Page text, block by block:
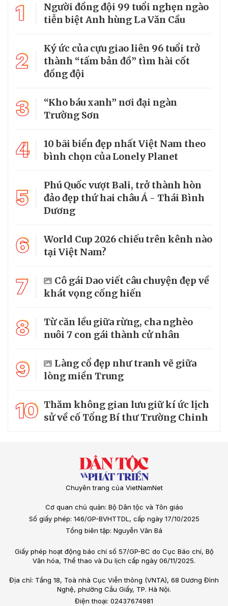
1
Người đồng đội 99 tuổi nghẹn ngào
tiễn biệt Anh hùng La Văn Cầu
2
Ký ức của cựu giao liên 96 tuổi trở
thành “tấm bản đồ” tìm hài cốt
đồng đội
3
“Kho báu xanh” nơi đại ngàn
Trường Sơn
4
10 bãi biển đẹp nhất Việt Nam theo
bình chọn của Lonely Planet
5
Phú Quốc vượt Bali, trở thành hòn
đảo đẹp thứ hai châu Á - Thái Bình
Dương
6
World Cup 2026 chiếu trên kênh nào
tại Việt Nam?
7
Cô gái Dao viết câu chuyện đẹp về
khát vọng cống hiến
8
Từ căn lều giữa rừng, cha nghèo
nuôi 7 con gái thành cử nhân
9
Làng cổ đẹp như tranh vẽ giữa
lòng miền Trung
10 Thăm không gian lưu giữ kí ức lịch
sử về cố Tổng Bí thư Trường Chinh
Chuyên trang của VietNamNet
Cơ quan chủ quản: Bộ Dân tộc và Tôn giáo
Số giấy phép: 146/GP-BVHTTDL, cấp ngày 17/10/2025
Tổng biên tập: Nguyễn Văn Bá
Giấy phép hoạt động báo chí số 57/GP-BC do Cục Báo chí, Bộ
Văn hóa, Thể thao và Du lịch cấp ngày 06/11/2025.
Địa chỉ: Tầng 18, Toà nhà Cục Viễn thông (VNTA), 68 Dương Đình
Nghệ, phường Cầu Giấy, TP. Hà Nội.
Điện thoại: 02437674981